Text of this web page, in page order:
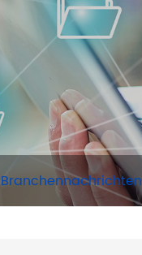
Branchennachrichten